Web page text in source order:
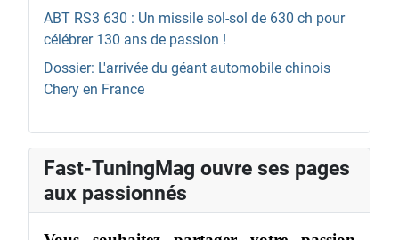
ABT RS3 630 : Un missile sol-sol de 630 ch pour
célébrer 130 ans de passion !
Dossier: L'arrivée du géant automobile chinois
Chery en France
Fast-TuningMag ouvre ses pages
aux passionnés